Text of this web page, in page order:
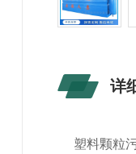
详
塑料颗粒